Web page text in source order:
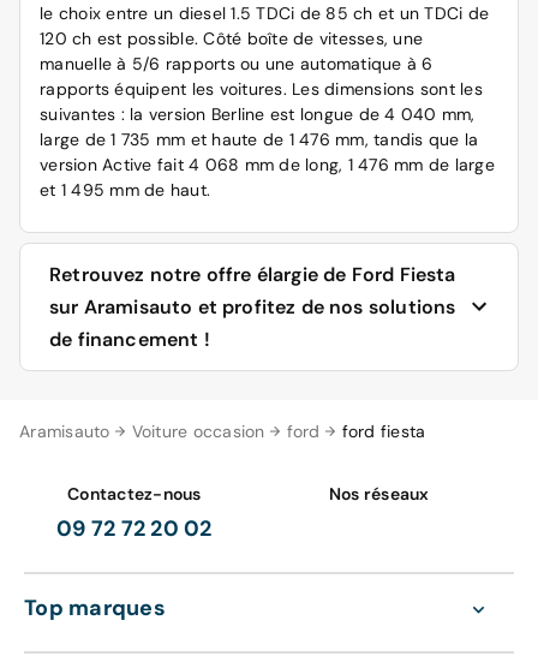
Aramisauto Voiture occasion ford ford fiesta
le choix entre un diesel 1.5 TDCi de 85 ch et un TDCi de
120 ch est possible. Côté boîte de vitesses, une
manuelle à 5/6 rapports ou une automatique à 6
rapports équipent les voitures. Les dimensions sont les
suivantes : la version Berline est longue de 4 040 mm,
large de 1 735 mm et haute de 1 476 mm, tandis que la
version Active fait 4 068 mm de long, 1 476 mm de large
et 1 495 mm de haut.
Retrouvez notre offre élargie de Ford Fiesta
sur Aramisauto et profitez de nos solutions
de financement !
voitures neuves, à 0 km et desvoitures d'occasion
toujours reconditionnées avant d'être proposées à
proposés selon les arrivages sur notre site. Vous avez à
photos à l'appui. Il vous est également possible
Contactez-nous
09 72 72 20 02
Nos réseaux
Top marques